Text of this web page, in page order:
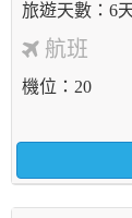
6
航班
機位 20